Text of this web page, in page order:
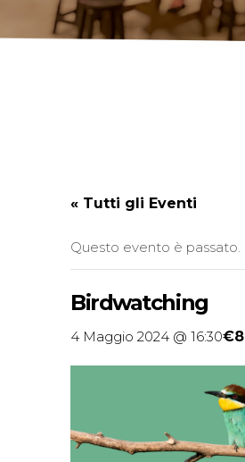
« Tutti gli Eventi
Questo evento è passato.
Birdwatching
4 Maggio 2024 @ 16:30€8